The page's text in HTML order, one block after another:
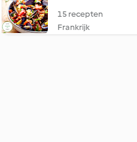
15 recepten
Frankrijk